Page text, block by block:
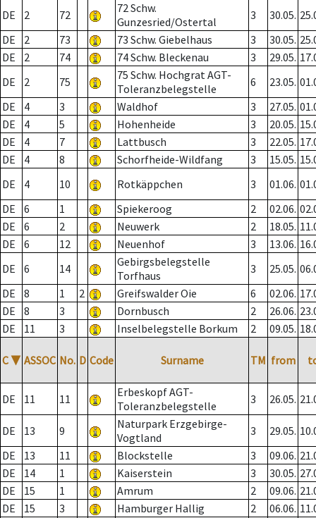
DE 2 72
72 Schw.
Gunzesried/Ostertal
3 30.05.
DE
2 73 73 Schw. Giebelhaus 3 30.05.
DE
2 74 74 Schw. Bleckenau 3 29.05.
DE
2 75
75 Schw. Hochgrat AGT-
Toleranzbelegstelle
6 23.05.
DE
4 3 Waldhof 3 27.05.
DE
4 5 Hohenheide 3 20.05.
DE
4 7 Lattbusch 3 22.05.
DE
4 8 Schorfheide-Wildfang 3 15.05.
DE
4 10 Rotkäppchen 3 01.06.
DE
6 1 Spiekeroog 2 02.06.
DE
6 2 Neuwerk 2 18.05.
DE
6 12 Neuenhof 3 13.06.
DE
6 14
Gebirgsbelegstelle
Torfhaus
3 25.05.
DE
8 1 2 Greifswalder Oie 6 02.06.
DE
8 3 Dornbusch 2 26.06.
DE
11 3 Inselbelegstelle Borkum 2 09.05.
C ▼ ASSOC No. D Code Surname TM from
DE 11 11
Erbeskopf AGT-
Toleranzbelegstelle
3 26.05.
DE 13 9
Naturpark Erzgebirge-
Vogtland
3 29.05.
DE
13 11 Blockstelle 3 09.06.
DE
14 1 Kaiserstein 3 30.05.
DE
15 1 Amrum 2 09.06.
DE
15 3 Hamburger Hallig 2 06.06.